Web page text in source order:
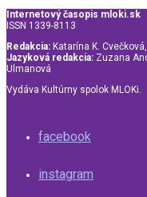
Internetový časopis mloki.sk
ISSN 1339-8113
Redakcia: Katarína K.
Jazyková redakcia: Zuzana
Ulmanová
Vydáva Kultúrny spolok MLOKi.
facebook
instagram